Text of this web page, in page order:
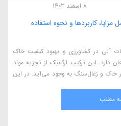
8 اسفند 1403
کاربردها و نحوه استفاده
آلی در کشاورزی و بهبود کیفیت خاک
دارد. این ترکیب ارگانیک از تجزیه مواد
خاک و زغال‌سنگ به وجود می‌آید. در این
مطلب